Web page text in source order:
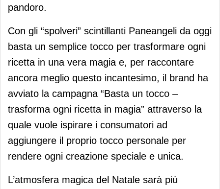
pandoro.
Con gli “spolveri” scintillanti Paneangeli da oggi
basta un semplice tocco per trasformare ogni
ricetta in una vera magia e, per raccontare
ancora meglio questo incantesimo, il brand ha
avviato la campagna “Basta un tocco –
trasforma ogni ricetta in magia” attraverso la
quale vuole ispirare i consumatori ad
aggiungere il proprio tocco personale per
rendere ogni creazione speciale e unica.
L’atmosfera magica del Natale sarà più